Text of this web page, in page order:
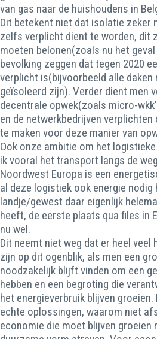
van gas naar de huishoudens in
Dit betekent niet dat isolatie zeker
zelfs verplicht dient te worden, dit
moeten belonen(zoals nu het
bevolking zeggen dat tegen 2020
verplicht is(bijvoorbeeld alle daken
geïsoleerd zijn). Verder dient men
decentrale opwek(zoals micro-
en de netwerkbedrijven verplichten
te maken voor deze manier van
Ook onze ambitie om het
ik vooral het transport langs de
Noordwest Europa is een
al deze logistiek ook energie
landje/gewest daar eigenlijk
heeft, de eerste plaats qua files in
nu wel.
Dit neemt niet weg dat er heel
zijn op dit ogenblik, als men een
noodzakelijk blijft vinden om een
hebben en een begroting die
het energieverbruik blijven
echte oplossingen, waarom niet
economie die moet blijven groeien